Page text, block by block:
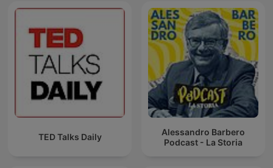
TED Talks Daily
Alessandro Barbero
Podcast - La Storia